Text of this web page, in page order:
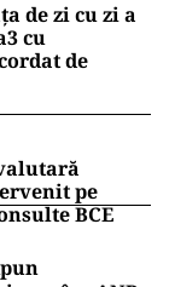
de zi cu zi a
cu
de
pe
BCE